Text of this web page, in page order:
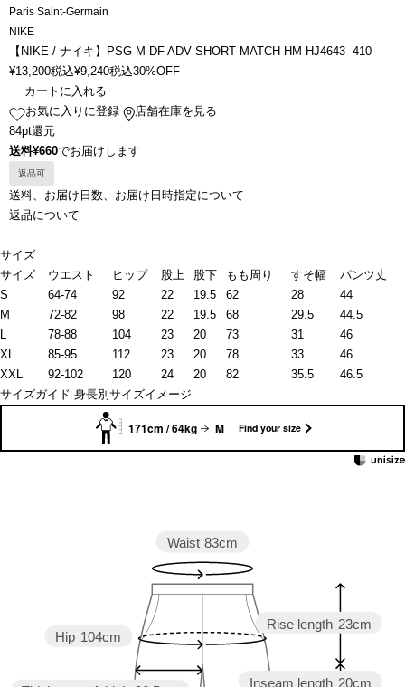
Paris Saint-Germain
NIKE
【NIKE / ナイキ】PSG M DF ADV SHORT MATCH HM HJ4643- 410
¥13,200税込¥9,240税込30%OFF
カートに入れる
お気に入りに登録
店舗在庫を見る
84pt還元
送料¥660でお届けします
返品可
送料、お届け日数、お届け日時指定について
返品について
サイズ
サイズ
ウエスト ヒップ 股上 股下 もも周り すそ幅
パンツ丈
S
64-74 92 22 19.5 62 28
44
M
72-82 98 22 19.5 68 29.5
44.5
L
78-88 104 23 20 73 31
46
XL
85-95 112 23 20 78 33
46
XXL
92-102 120 24 20 82 35.5
46.5
サイズガイド 身長別サイズイメージ
171cm / 64kg M Find your size
Rise length 23cm
Inseam length 20cm
Hip 104cm
Waist 83cm